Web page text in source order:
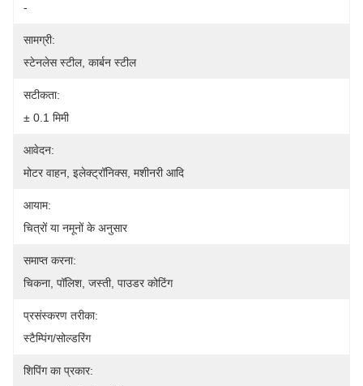
-
सामग्री:
स्टेनलेस स्टील, कार्बन स्टील
सटीकता:
± 0.1 मिमी
आवेदन:
मोटर वाहन, इलेक्ट्रॉनिक्स, मशीनरी आदि
आयाम:
चित्रों या नमूनों के अनुसार
समाप्त करना:
चिकना, पॉलिश, जस्ती, पाउडर कोटिंग
प्रसंस्करण तरीका:
स्टैम्पिंग/सोल्डरिंग
शिपिंग का प्रकार: